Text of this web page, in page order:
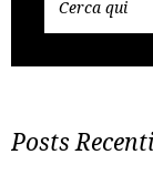
Posts Recenti